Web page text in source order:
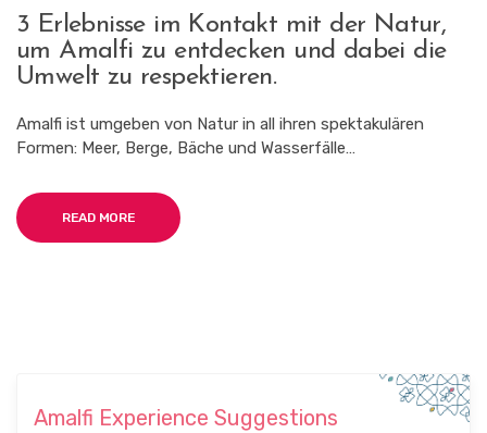
3 Erlebnisse im Kontakt mit der Natur,
um Amalfi zu entdecken und dabei die
Umwelt zu respektieren.
Amalfi ist umgeben von Natur in all ihren spektakulären
Formen: Meer, Berge, Bäche und Wasserfälle…
READ MORE
Amalfi Experience Suggestions